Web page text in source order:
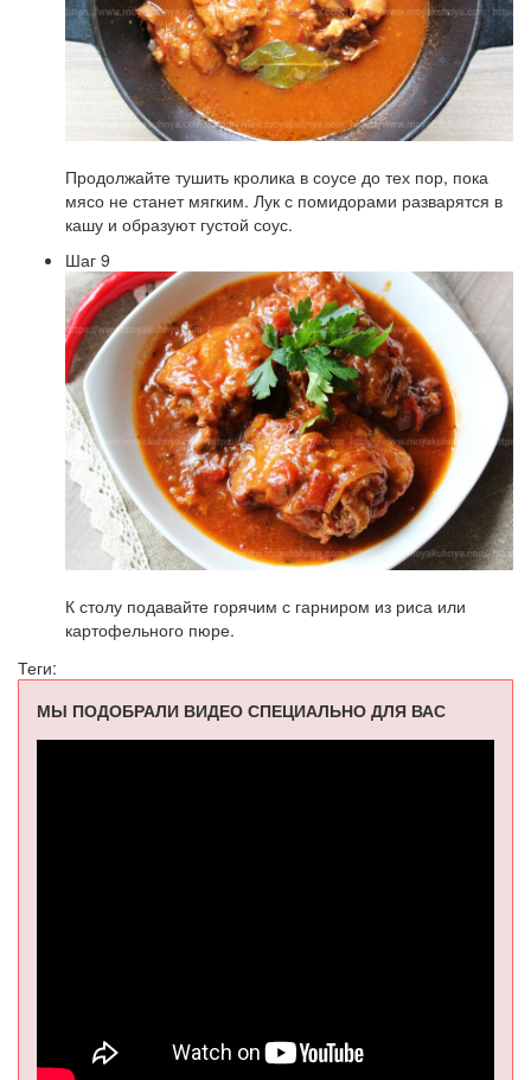
Продолжайте тушить кролика в соусе до тех пор, пока
мясо не станет мягким. Лук с помидорами разварятся в
кашу и образуют густой соус.
Шаг 9
К столу подавайте горячим с гарниром из риса или
картофельного пюре.
Теги:
МЫ ПОДОБРАЛИ ВИДЕО СПЕЦИАЛЬНО ДЛЯ ВАС